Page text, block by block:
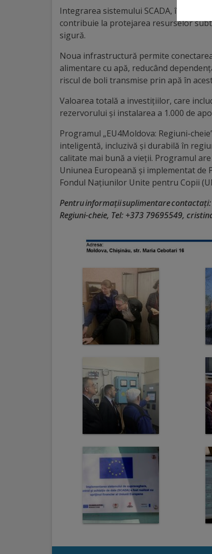
Orașul
Galerie
Galerii
Administrație
Primărie
Primar
Viceprimari
Organigrama
primăriei
Regulamentul
funcționare
Integritate
Integrarea sistemului SCADA,
contribuie la protejarea resurselor
sigură.
Noua infrastructură permite
alimentare cu apă, reducând
riscul de boli transmise prin apă în
Valoarea totală a investițiilor, care
rezervorului și instalarea a 1.000 de
Programul „EU4Moldova: Regiuni-
inteligentă, incluzivă și durabilă în
calitate mai bună a vieții. Programul
Uniunea Europeană și implementat
Fondul Națiunilor Unite pentru Copii
Pentru informaţii suplimentare
Regiuni-cheie, Tel: +373 79695549,